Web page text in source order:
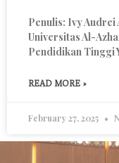
Penulis: Ivy
Universitas Al-
Pendidikan Tinggi
READ MORE »
February 27, 2025